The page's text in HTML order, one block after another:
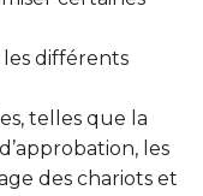
différents
telles que la
les
des chariots et